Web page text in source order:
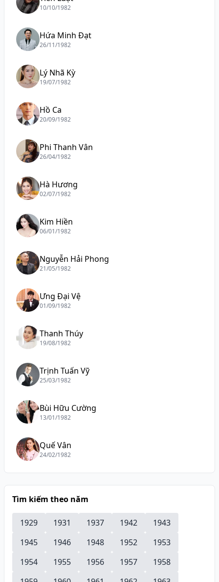
10/10/1982
Hứa Minh Đạt
26/11/1982
Lý Nhã Kỳ
19/07/1982
Hồ Ca
20/09/1982
Phi Thanh Vân
26/04/1982
Hà Hương
02/07/1982
Kim Hiền
06/01/1982
Nguyễn Hải Phong
21/05/1982
Ưng Đại Vệ
01/09/1982
Thanh Thúy
19/08/1982
Trịnh Tuấn Vỹ
25/03/1982
Bùi Hữu Cường
13/01/1982
Quế Vân
24/02/1982
Tìm kiếm theo năm
1929 1931 1937 1942
1943
1945
1946 1948 1952
1953
1954
1955 1956 1957
1958